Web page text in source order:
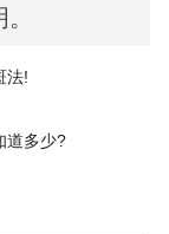
法!
道多少?